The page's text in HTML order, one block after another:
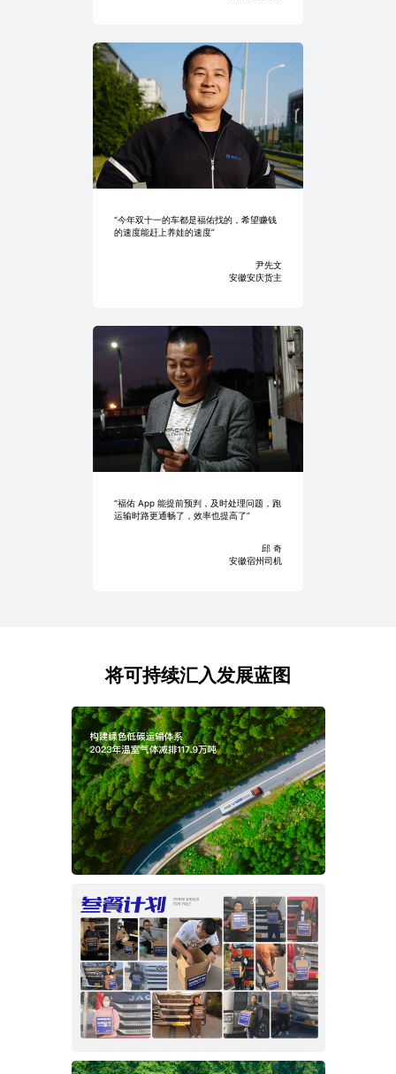
“今年双十一的车都是福佑找的，希望赚钱
的速度能赶上养娃的速度”
尹先文
安徽安庆货主
“福佑 App 能提前预判，及时处理问题，跑
运输时路更通畅了，效率也提高了”
邱 奇
安徽宿州司机
将可持续汇入发展蓝图